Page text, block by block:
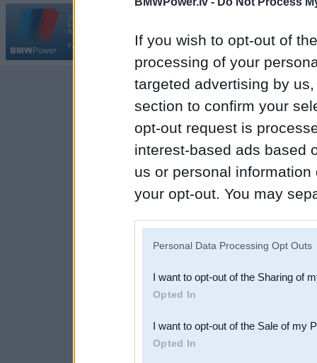
If you wish to opt-out of
processing of your
targeted advertising by
section to confirm your
opt-out request is
interest-based ads based
us or personal
your opt-out. You may
Downstream Participants
third parties.
Personal Data Processing Opt Outs
I want to opt-out of the Sharing of
Opted In
I want to opt-out of the Sale of my
Opted In
Vortāls BMWPower.lv darbojas
kopš 2002. gada 14. maija. Tas nav auto klubs un nav saistīts ar
BMW AG.
Par BMWPower
Kontakti |Reklāma